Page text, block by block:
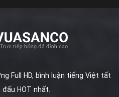
Full HD, bình luận tiếng Việt tất
HOT nhất.